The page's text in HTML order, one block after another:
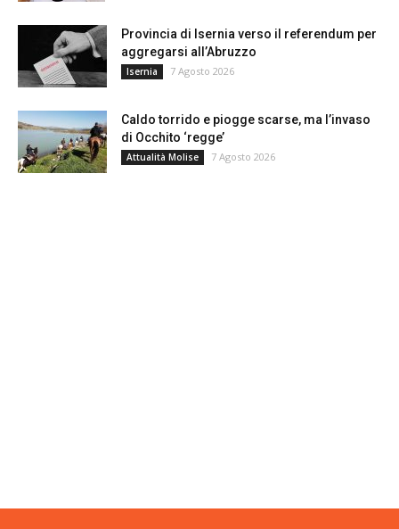
Provincia di Isernia verso il referendum per
aggregarsi all’Abruzzo
Isernia 7 Agosto 2026
Caldo torrido e piogge scarse, ma l’invaso
di Occhito ‘regge’
Attualità Molise 7 Agosto 2026